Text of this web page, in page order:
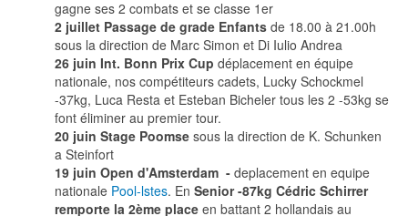
gagne ses 2 combats et se classe 1er
2 juillet Passage de grade Enfants de 18.00 à 21.00h
sous la direction de Marc Simon et Di Iulio Andrea
26 juin Int. Bonn Prix Cup déplacement en équipe
nationale, nos compétiteurs cadets, Lucky Schockmel
-37kg, Luca Resta et Esteban Bicheler tous les 2 -53kg se
font éliminer au premier tour.
20 juin Stage Poomse sous la direction de K. Schunken
a Steinfort
19 juin Open d'Amsterdam - deplacement en equipe
nationale Pool-lstes. En Senior -87kg Cédric Schirrer
remporte la 2ème place en battant 2 hollandais au